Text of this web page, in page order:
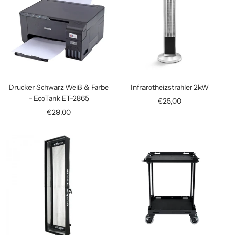
Drucker Schwarz Weiß & Farbe
- EcoTank ET-2865
Angebotspreis
€29,00
Infrarotheizstrahler 2kW
Angebotspreis
€25,00